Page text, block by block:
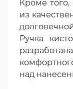
Кроме того,
из
Ручка
над